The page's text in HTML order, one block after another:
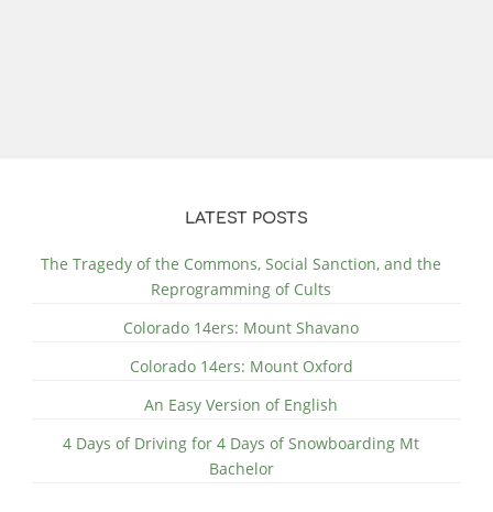
LATEST POSTS
The Tragedy of the Commons, Social Sanction, and the
Reprogramming of Cults
Colorado 14ers: Mount Shavano
Colorado 14ers: Mount Oxford
An Easy Version of English
4 Days of Driving for 4 Days of Snowboarding Mt
Bachelor